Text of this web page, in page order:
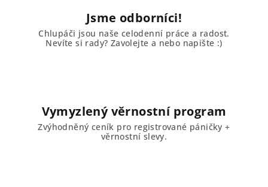
Jsme odborníci!
Chlupáči jsou naše celodenní práce a radost.
Nevíte si rady? Zavolejte a nebo napište :)
Vymyzlený věrnostní program
Zvýhodněný ceník pro registrované páničky +
věrnostní slevy.